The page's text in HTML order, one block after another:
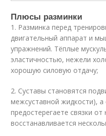
Плюсы разминки
1. Разминка перед
двигательный аппарат и
упражнений. Тёплые
эластичностью, нежели
хорошую силовую отдачу;
2. Суставы становятся
межсуставной жидкости), а
предостерегаете связки
восстанавливается